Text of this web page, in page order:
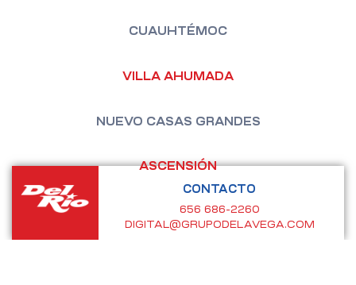
CUAUHTÉMOC
VILLA AHUMADA
NUEVO CASAS GRANDES
ASCENSIÓN
CONTACTO
656 686-2260
DIGITAL@GRUPODELAVEGA.COM